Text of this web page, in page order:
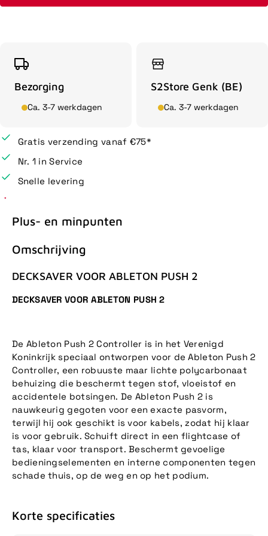
Bezorging
Ca. 3-7 werkdagen
S2Store Genk (BE)
Ca. 3-7 werkdagen
Gratis verzending vanaf €75*
Nr. 1 in Service
Snelle levering
Plus- en minpunten
Omschrijving
DECKSAVER VOOR ABLETON PUSH 2
DECKSAVER VOOR ABLETON PUSH 2
De Ableton Push 2 Controller is in het Verenigd
Koninkrijk speciaal ontworpen voor de Ableton Push 2
Controller, een robuuste maar lichte polycarbonaat
behuizing die beschermt tegen stof, vloeistof en
accidentele botsingen. De Ableton Push 2 is
nauwkeurig gegoten voor een exacte pasvorm,
terwijl hij ook geschikt is voor kabels, zodat hij klaar
is voor gebruik. Schuift direct in een flightcase of
tas, klaar voor transport. Beschermt gevoelige
bedieningselementen en interne componenten tegen
schade thuis, op de weg en op het podium.
Korte specificaties